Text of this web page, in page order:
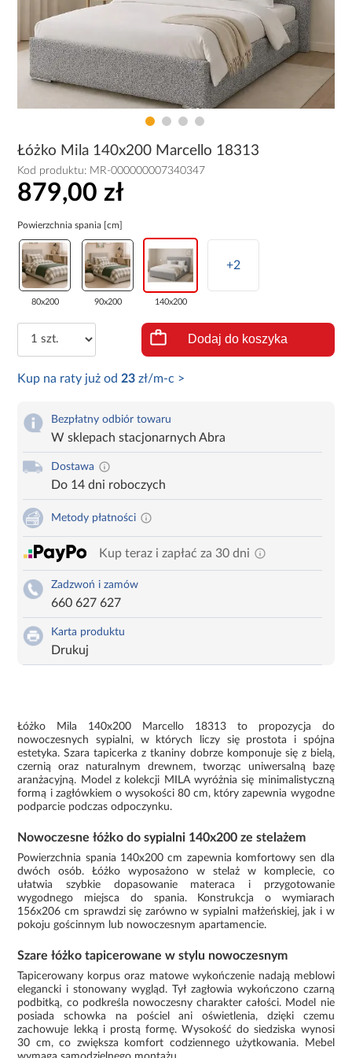
Łóżko Mila 140x200 Marcello 18313
Kod produktu: MR-000000007340347
879,00 zł
Powierzchnia spania [cm]
80x200 90x200 140x200
+2
Dodaj do koszyka
Kup na raty już od 23 zł/m-c >
Bezpłatny odbiór towaru
W sklepach stacjonarnych Abra
Dostawa
Do 14 dni roboczych
Metody płatności
Kup teraz i zapłać za 30 dni
Zadzwoń i zamów
660 627 627
Karta produktu
Drukuj
Łóżko Mila 140x200 Marcello 18313 to propozycja do
nowoczesnych sypialni, w których liczy się prostota i spójna
estetyka. Szara tapicerka z tkaniny dobrze komponuje się z bielą,
czernią oraz naturalnym drewnem, tworząc uniwersalną bazę
aranżacyjną. Model z kolekcji MILA wyróżnia się minimalistyczną
formą i zagłówkiem o wysokości 80 cm, który zapewnia wygodne
podparcie podczas odpoczynku.
Nowoczesne łóżko do sypialni 140x200 ze stelażem
Powierzchnia spania 140x200 cm zapewnia komfortowy sen dla
dwóch osób. Łóżko wyposażono w stelaż w komplecie, co
ułatwia szybkie dopasowanie materaca i przygotowanie
wygodnego miejsca do spania. Konstrukcja o wymiarach
156x206 cm sprawdzi się zarówno w sypialni małżeńskiej, jak i w
pokoju gościnnym lub nowoczesnym apartamencie.
Szare łóżko tapicerowane w stylu nowoczesnym
Tapicerowany korpus oraz matowe wykończenie nadają meblowi
elegancki i stonowany wygląd. Tył zagłowia wykończono czarną
podbitką, co podkreśla nowoczesny charakter całości. Model nie
posiada schowka na pościel ani oświetlenia, dzięki czemu
zachowuje lekką i prostą formę. Wysokość do siedziska wynosi
30 cm, co zwiększa komfort codziennego użytkowania. Mebel